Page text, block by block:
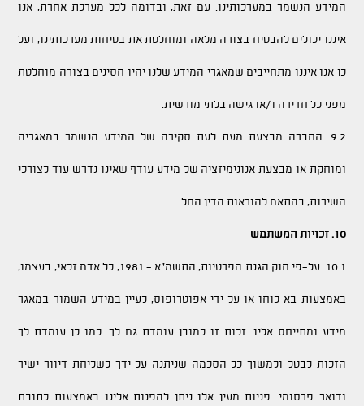
המידע הנשמר במערכותינו. עם זאת, ובדומה לכל מערכת אחרת, אנו
איננו יכולים להבטיח בצורה מלאה ומוחלטת את בטיחות מערכותינו, ועל
כן אנו איננו מתחייבים שמאגרי המידע שלנו יהיו חסינים בצורה מוחלטת
מפני כל חדירה ו/או גישה בלתי מורשית.
9.2. החברה מבצעת מעת לעת סקירה של המידע הנשמר במאגריה
ומוחקת או מבצעת אנונימיזציה של מידע עודף שאינו נדרש עוד לצורכי
השירות, בהתאם להוראות הדין החל.
10. זכויות המשתמש
10.1. על-פי חוק הגנת הפרטיות, התשמ"א - 1981, כל אדם זכאי, בעצמו,
באמצעות בא כוחו או על ידי אפוטרופוס, לעיין במידע השמור במאגר
מידע ומתייחס אליו. זכות זו כמובן עומדת גם לך. כמו כן עומדת לך
הזכות לבטל ולמשוך כל הסכמה שניתנה על ידך לשליחת דיוור ישיר
ודואר פרסומי. פניות מעין אלו ניתן להפנות אלינו באמצעות כתובת